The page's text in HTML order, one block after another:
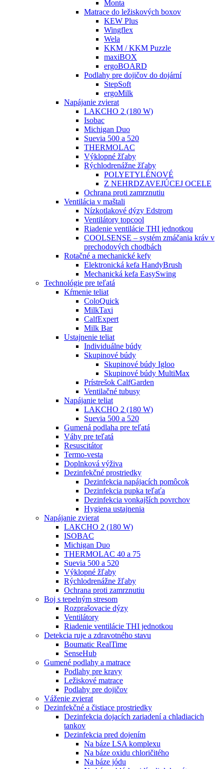
Monta
Matrace do ležiskových boxov
KEW Plus
Wingflex
Wela
KKM / KKM Puzzle
maxiBOX
ergoBOARD
Podlahy pre dojičov do dojární
StepSoft
ergoMilk
Napájanie zvierat
LAKCHO 2 (180 W)
Isobac
Michigan Duo
Suevia 500 a 520
THERMOLAC
Výklopné žľaby
Rýchlodrenážne žľaby
POLYETYLÉNOVÉ
Z NEHRDZAVEJÚCEJ OCELE
Ochrana proti zamrznutiu
Ventilácia v maštali
Nízkotlakové dýzy Edstrom
Ventilátory topcool
Riadenie ventilácie THI jednotkou
COOLSENSE – systém zmáčania kráv v
prechodových chodbách
Rotačné a mechanické kefy
Elektronická kefa HandyBrush
Mechanická kefa EasySwing
Technológie pre teľatá
Kŕmenie teliat
ColoQuick
MilkTaxi
CalfExpert
Milk Bar
Ustajnenie teliat
Individuálne búdy
Skupinové búdy
Skupinové búdy Igloo
Skupinové búdy MultiMax
Prístrešok CalfGarden
Ventilačné tubusy
Napájanie teliat
LAKCHO 2 (180 W)
Suevia 500 a 520
Gumená podlaha pre teľatá
Váhy pre teľatá
Resuscitátor
Termo-vesta
Doplnková výživa
Dezinfekčné prostriedky
Dezinfekcia napájacích pomôcok
Dezinfekcia pupka teľaťa
Dezinfekcia vonkajších povrchov
Hygiena ustajnenia
Napájanie zvierat
LAKCHO 2 (180 W)
ISOBAC
Michigan Duo
THERMOLAC 40 a 75
Suevia 500 a 520
Výklopné žľaby
Rýchlodrenážne žľaby
Ochrana proti zamrznutiu
Boj s tepelným stresom
Rozprašovacie dýzy
Ventilátory
Riadenie ventilácie THI jednotkou
Detekcia ruje a zdravotného stavu
Boumatic RealTime
SenseHub
Gumené podlahy a matrace
Podlahy pre kravy
Ležiskové matrace
Podlahy pre dojičov
Váženie zvierat
Dezinfekčné a čistiace prostriedky
Dezinfekcia dojacích zariadení a chladiacich
tankov
Dezinfekcia pred dojením
Na báze LSA komplexu
Na báze oxidu chloričitého
Na báze jódu